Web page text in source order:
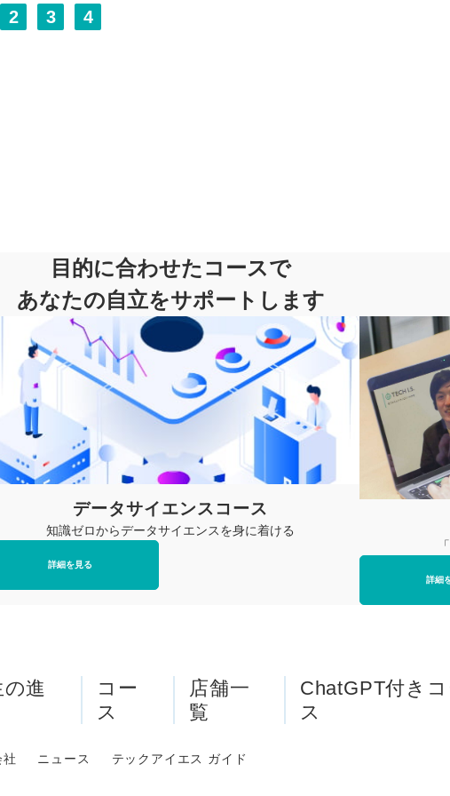
2 3 4
目的に合わせたコースで
あなたの自立をサポートします
データサイエンスコース
知識ゼロからデータサイエンスを身に着ける
詳細を見る
詳細
進
コー
ス
店舗一
覧
ChatGPT付きコ
ス
ニュース テックアイエス ガイド